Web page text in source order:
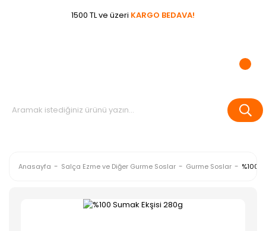
1500 TL ve üzeri KARGO BEDAVA!
Anasayfa Salça Ezme ve Diğer Gurme Soslar Gurme Soslar %100